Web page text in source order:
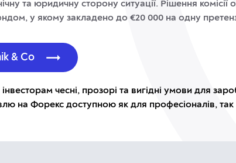
та юридичну сторону ситуації. Рішення
у якому закладено до €20 000 на одну
& Co
чесні, прозорі та вигідні умови для
на Форекс доступною як для професіоналів, так